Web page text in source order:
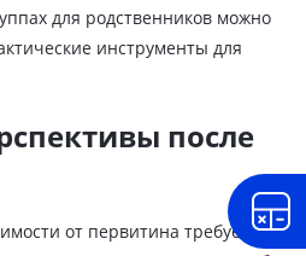
для родственников можно
инструменты для
после
от первитина требует